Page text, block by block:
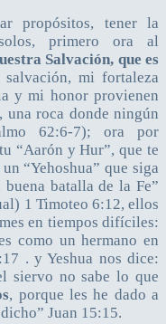
propósitos, tener la
primero ora al
Salvación, que es
mi fortaleza
y mi honor provienen
roca donde ningún
62:6-7); ora por
“Aarón y Hur”, que te
“Yehoshua” que siga
batalla de la Fe”
1 Timoteo 6:12, ellos
en tiempos difíciles:
como un hermano en
. y Yeshua nos dice:
siervo no sabe lo que
, porque les he dado a
Juan 15:15.